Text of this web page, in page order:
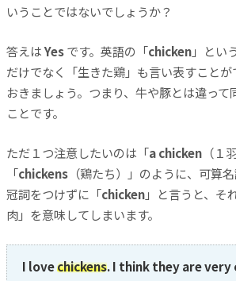
いうことではないでしょうか？
答えはYesです。英語の「chicken」とい
だけでなく「生きた鶏」も言い表すこと
おきましょう。つまり、牛や豚とは違って
ことです。
ただ１つ注意したいのは「a chicken （１
「chickens （鶏たち）」のように、可算
冠詞をつけずに「chicken」と言うと、そ
肉」を意味してしまいます。
I lovechickens. I think they are very